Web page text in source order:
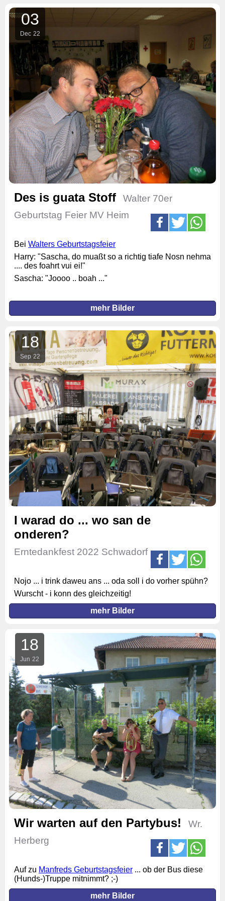
03
Dec 22
Des is guata Stoff
Walter 70er
Geburtstag Feier MV Heim
Bei Walters Geburtstagsfeier
Harry: "Sascha, do muaßt so a richtig tiafe Nosn nehma
.... des foahrt vui ei!"
Sascha: "Joooo .. boah ..."
mehr Bilder
18
Sep 22
I warad do ... wo san de
onderen?
Erntedankfest 2022 Schwadorf
Nojo ... i trink daweu ans ... oda soll i do vorher spühn?
Wurscht - i konn des gleichzeitig!
mehr Bilder
18
Jun 22
Wir warten auf den Partybus!
Wr.
Herberg
Auf zu Manfreds Geburtstagsfeier ... ob der Bus diese
(Hunds-)Truppe mitnimmt? ;-)
mehr Bilder